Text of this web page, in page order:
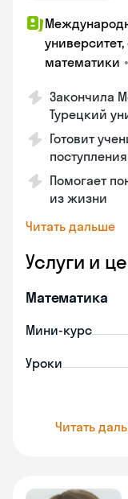
математики •
Закончила
Турецкий
Готовит
Помогает
из жизни
Читать дальше
Услуги и
Математика
Мини-курс
Уроки
Читать